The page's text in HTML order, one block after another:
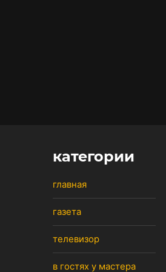
категории
главная
газета
телевизор
в гостях у мастера